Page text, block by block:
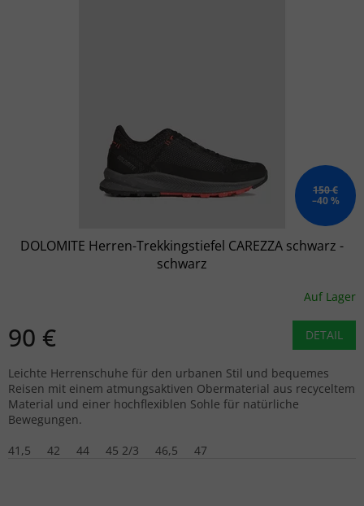
150 €
–40 %
DOLOMITE Herren-Trekkingstiefel CAREZZA schwarz -
schwarz
Auf Lager
90 € DETAIL
Leichte Herrenschuhe für den urbanen Stil und bequemes
Reisen mit einem atmungsaktiven Obermaterial aus recyceltem
Material und einer hochflexiblen Sohle für natürliche
Bewegungen.
41,5
42 44 45 2/3 46,5 47